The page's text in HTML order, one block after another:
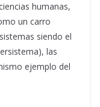
humanas,
un carro
siendo el
las
ejemplo del